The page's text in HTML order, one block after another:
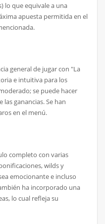
lo que equivale a una
apuesta permitida en el
general de jugar con "La
e intuitiva para los
se puede hacer
ganancias. Se han
en el menú.
completo con varias
wilds y
emocionante e incluso
ha incorporado una
lo cual refleja su